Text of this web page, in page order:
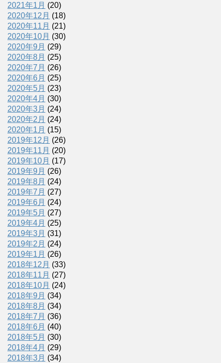
2021年1月 (20)
2020年12月 (18)
2020年11月 (21)
2020年10月 (30)
2020年9月 (29)
2020年8月 (25)
2020年7月 (26)
2020年6月 (25)
2020年5月 (23)
2020年4月 (30)
2020年3月 (24)
2020年2月 (24)
2020年1月 (15)
2019年12月 (26)
2019年11月 (20)
2019年10月 (17)
2019年9月 (26)
2019年8月 (24)
2019年7月 (27)
2019年6月 (24)
2019年5月 (27)
2019年4月 (25)
2019年3月 (31)
2019年2月 (24)
2019年1月 (26)
2018年12月 (33)
2018年11月 (27)
2018年10月 (24)
2018年9月 (34)
2018年8月 (34)
2018年7月 (36)
2018年6月 (40)
2018年5月 (30)
2018年4月 (29)
2018年3月 (34)